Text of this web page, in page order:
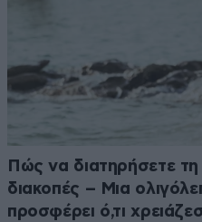
Πώς να διατηρήσετε
διακοπές – Μια
προσφέρει ό,τι